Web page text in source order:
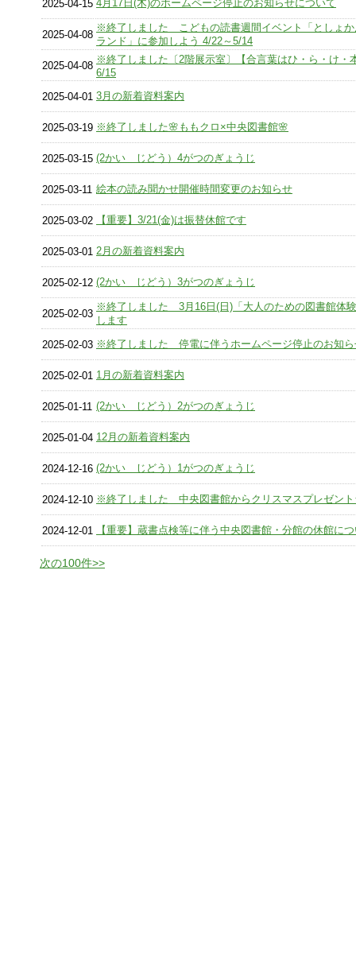
2025-04-15 4月17日(木)のホームページ停止のお知らせについて
2025-04-08
※終了しました こどもの読書週間イベント「としょか
ランド」に参加しよう 4/22～5/14
2025-04-08
※終了しました〔2階展示室〕【合言葉はひ・ら・け・
6/15
2025-04-01 3月の新着資料案内
2025-03-19 ※終了しました🌸ももクロ×中央図書館🌸
2025-03-15 (2かい じどう）4がつのぎょうじ
2025-03-11 絵本の読み聞かせ開催時間変更のお知らせ
2025-03-02 【重要】3/21(金)は振替休館です
2025-03-01 2月の新着資料案内
2025-02-12 (2かい じどう）3がつのぎょうじ
2025-02-03
※終了しました 3月16日(日)「大人のための図書館体
します
2025-02-03 ※終了しました 停電に伴うホームページ停止のお知ら
2025-02-01 1月の新着資料案内
2025-01-11 (2かい じどう）2がつのぎょうじ
2025-01-04 12月の新着資料案内
2024-12-16 (2かい じどう）1がつのぎょうじ
2024-12-10 ※終了しました 中央図書館からクリスマスプレゼン
2024-12-01 【重要】蔵書点検等に伴う中央図書館・分館の休館に
次の100件>>